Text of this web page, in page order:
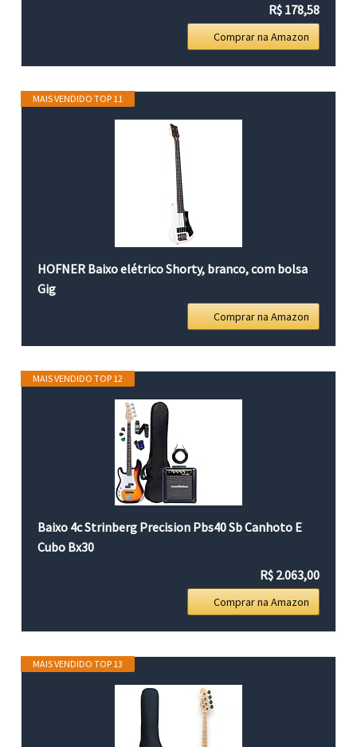
R$ 178,58
Comprar na Amazon
MAIS VENDIDO TOP 11
HOFNER Baixo elétrico Shorty, branco, com bolsa
Gig
Comprar na Amazon
MAIS VENDIDO TOP 12
Baixo 4c Strinberg Precision Pbs40 Sb Canhoto E
Cubo Bx30
R$ 2.063,00
Comprar na Amazon
MAIS VENDIDO TOP 13